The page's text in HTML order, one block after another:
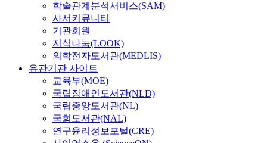
학술관계분석서비스(SAM)
사서커뮤니티
기관회원
지식나눔(LOOK)
의학전자도서관(MEDLIS)
유관기관 사이트
교육부(MOE)
국립장애인도서관(NLD)
국립중앙도서관(NL)
국회도서관(NAL)
연구윤리정보포털(CRE)